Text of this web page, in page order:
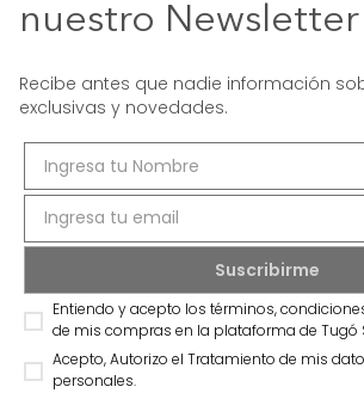
nuestro Newsletter
Recibe antes que nadie información
exclusivas y novedades.
Entiendo y acepto los términos,
de mis compras en la plataforma de Tugó
Acepto, Autorizo el Tratamiento de mis
personales.